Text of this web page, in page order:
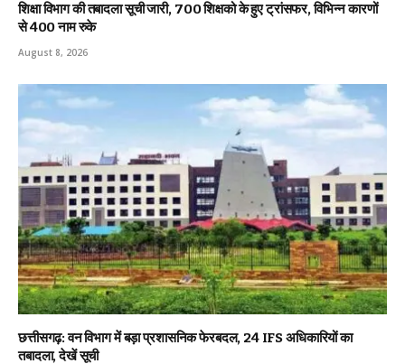
शिक्षा विभाग की तबादला सूची जारी, 700 शिक्षको के हुए ट्रांसफर, विभिन्न कारणों
से 400 नाम रुके
August 8, 2026
छत्तीसगढ़: वन विभाग में बड़ा प्रशासनिक फेरबदल, 24 IFS अधिकारियों का
तबादला, देखें सूची